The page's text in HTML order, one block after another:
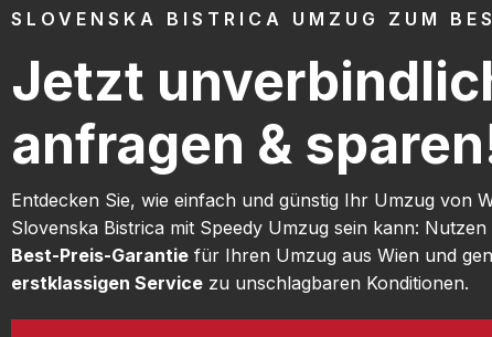
SLOVENSKA BISTRICA UMZUG ZUM
Jetzt
anfragen &
Entdecken Sie, wie einfach und günstig Ihr Umzug von
Slovenska Bistrica mit Speedy Umzug sein kann: Nutzen
Best-Preis-Garantie für Ihren Umzug aus Wien und
erstklassigen Service zu unschlagbaren Konditionen.